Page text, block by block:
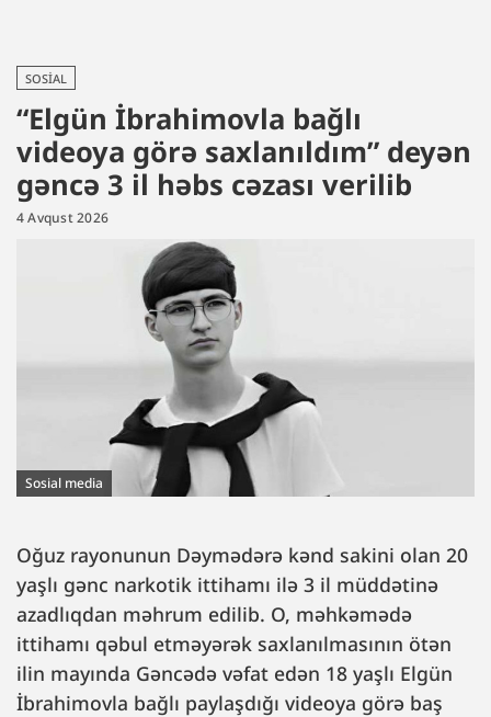
SOSIAL
“Elgün İbrahimovla bağlı
videoya görə saxlanıldım” deyən
gəncə 3 il həbs cəzası verilib
4 Avqust 2026
Sosial media
Oğuz rayonunun Dəymədərə kənd sakini olan 20
yaşlı gənc narkotik ittihamı ilə 3 il müddətinə
azadlıqdan məhrum edilib. O, məhkəmədə
ittihamı qəbul etməyərək saxlanılmasının ötən
ilin mayında Gəncədə vəfat edən 18 yaşlı Elgün
İbrahimovla bağlı paylaşdığı videoya görə baş